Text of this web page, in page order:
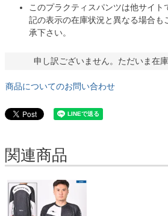
このプラクティスパンツは他サイ
記の表示の在庫状況と異なる場合も
承下さい。
申し訳ございません。ただいま在
商品についてのお問い合わせ
関連商品